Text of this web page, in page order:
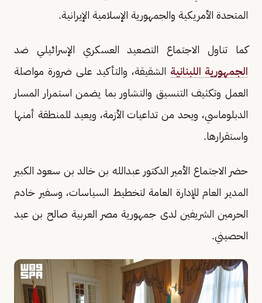
المتحدة الأمريكية والجمهورية الإسلامية الإيرانية.
كما تناول الاجتماع التصعيد العسكري الإسرائيلي ضد
الجمهورية اللبنانية الشقيقة، والتأكيد على ضرورة مواصلة
العمل وتكثيف التنسيق والتشاور بما يضمن استمرار المسار
الدبلوماسي، ويحد من تداعيات الأزمة، ويعيد للمنطقة أمنها
واستقرارها.
حضر الاجتماع الأمير الدكتور عبدالله بن خالد بن سعود الكبير
المدير العام للإدارة العامة لتخطيط السياسات، وسفير خادم
الحرمين الشريفين لدى جمهورية مصر العربية صالح بن عيد
الحصيني.